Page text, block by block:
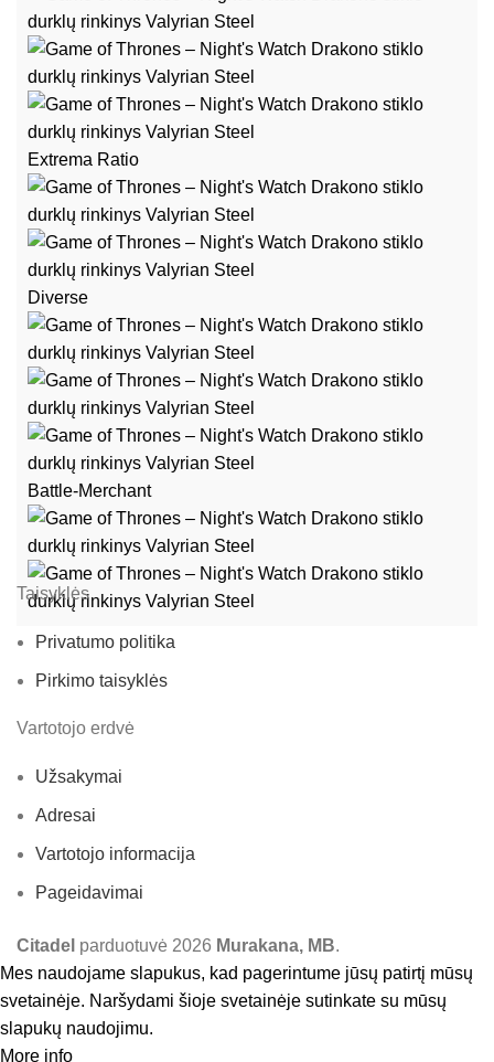
Extrema Ratio
Diverse
Battle-Merchant
Taisyklės
Privatumo politika
Pirkimo taisyklės
Vartotojo erdvė
Užsakymai
Adresai
Vartotojo informacija
Pageidavimai
Citadel parduotuvė 2026 Murakana, MB.
Mes naudojame slapukus, kad pagerintume jūsų patirtį mūsų
svetainėje. Naršydami šioje svetainėje sutinkate su mūsų
slapukų naudojimu.
More info